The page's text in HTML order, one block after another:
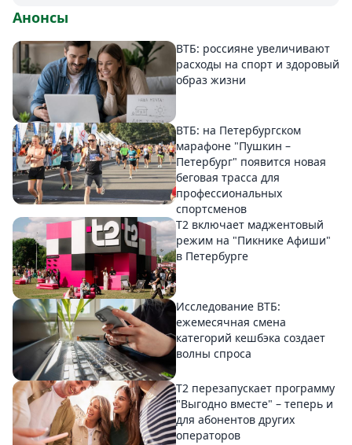
Анонсы
ВТБ: россияне увеличивают
расходы на спорт и здоровый
образ жизни
ВТБ: на Петербургском
марафоне "Пушкин –
Петербург" появится новая
беговая трасса для
профессиональных
спортсменов
Т2 включает маджентовый
режим на "Пикнике Афиши"
в Петербурге
Исследование ВТБ:
ежемесячная смена
категорий кешбэка создает
волны спроса
Т2 перезапускает программу
"Выгодно вместе" – теперь и
для абонентов других
операторов